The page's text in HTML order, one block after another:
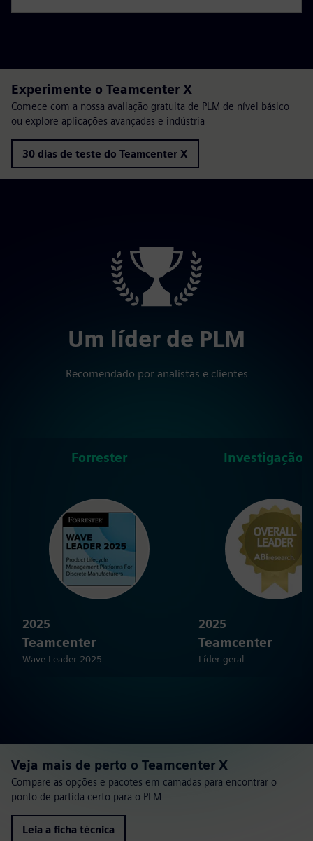
Experimente o Teamcenter X
Comece com a nossa avaliação gratuita de PLM de nível básico
ou explore aplicações avançadas e indústria
30 dias de teste do Teamcenter X
Um líder de PLM
Recomendado por analistas e clientes
Forrester
2025
Teamcenter
Wave Leader 2025
Investigação
2025
Teamcenter
Líder geral
Veja mais de perto o Teamcenter X
Compare as opções e pacotes em camadas para encontrar o
ponto de partida certo para o PLM
Leia a ficha técnica